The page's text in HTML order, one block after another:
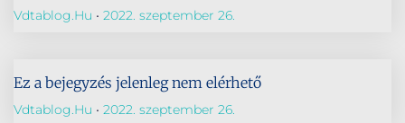
Vdtablog.hu 2022. szeptember 26.
Ez a bejegyzés jelenleg nem elérhető
Vdtablog.hu 2022. szeptember 26.